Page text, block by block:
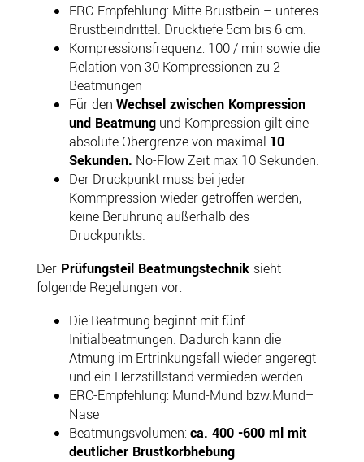
ERC-Empfehlung: Mitte Brustbein – unteres
Brustbeindrittel. Drucktiefe 5cm bis 6 cm.
Kompressionsfrequenz: 100 / min sowie die
Relation von 30 Kompressionen zu 2
Beatmungen
Für den Wechsel zwischen Kompression
und Beatmungund Kompression gilt eine
absolute Obergrenze von maximal 10
Sekunden. No-Flow Zeit max 10 Sekunden.
Der Druckpunkt muss bei jeder
Kommpression wieder getroffen werden,
keine Berührung außerhalb des
Druckpunkts.
DerPrüfungsteil Beatmungstechnik sieht
folgende Regelungen vor:
Die Beatmung beginnt mit fünf
Initialbeatmungen. Dadurch kann die
Atmung im Ertrinkungsfall wieder angeregt
und ein Herzstillstand vermieden werden.
ERC-Empfehlung: Mund-Mund bzw.Mund–
Nase
Beatmungsvolumen: ca. 400 -600 ml mit
deutlicher Brustkorbhebung